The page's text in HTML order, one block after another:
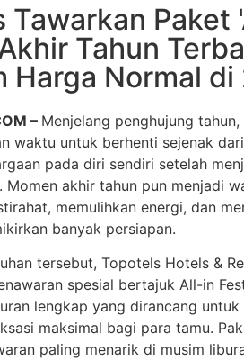
Tawarkan Paket
Tahun
Harga Normal
– Menjelang penghujung
waktu untuk berhenti sejenak
pada diri sendiri setelah
Momen akhir tahun pun menjadi
memulihkan energi, dan
banyak persiapan.
tersebut, Topotels Hotels &
spesial bertajuk All-in
lengkap yang dirancang untuk
maksimal bagi para tamu.
paling menarik di musim